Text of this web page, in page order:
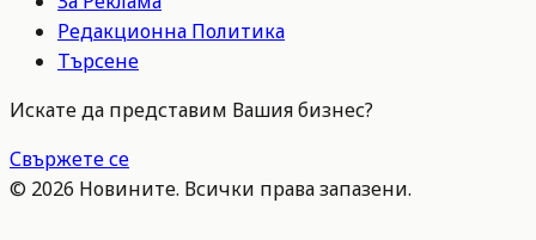
Редакционна Политика
Търсене
Искате да представим Вашия бизнес?
Свържете се
© 2026 Новините. Всички права запазени.